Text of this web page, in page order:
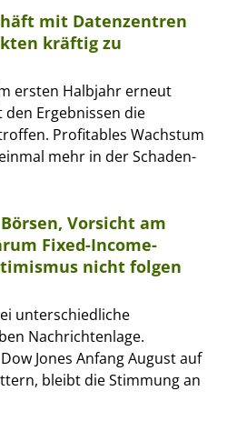
mit Datenzentren
kräftig zu
ersten Halbjahr erneut
Ergebnissen die
Profitables Wachstum
mehr in der Schaden-
Vorsicht am
Fixed-Income-
nicht folgen
unterschiedliche
Nachrichtenlage.
Jones Anfang August auf
bleibt die Stimmung an